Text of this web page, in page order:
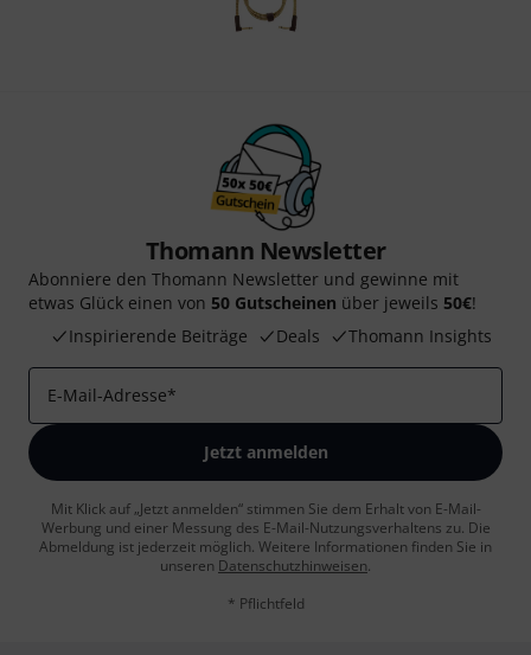
Thomann Newsletter
Abonniere den Thomann Newsletter und gewinne mit
etwas Glück einen von 50 Gutscheinen über jeweils 50€!
Inspirierende Beiträge
Deals Thomann Insights
E-Mail-Adresse*
Jetzt anmelden
Mit Klick auf „Jetzt anmelden“ stimmen Sie dem Erhalt von E-Mail-
Werbung und einer Messung des E-Mail-Nutzungsverhaltens zu. Die
Abmeldung ist jederzeit möglich. Weitere Informationen finden Sie in
unseren Datenschutzhinweisen.
* Pflichtfeld